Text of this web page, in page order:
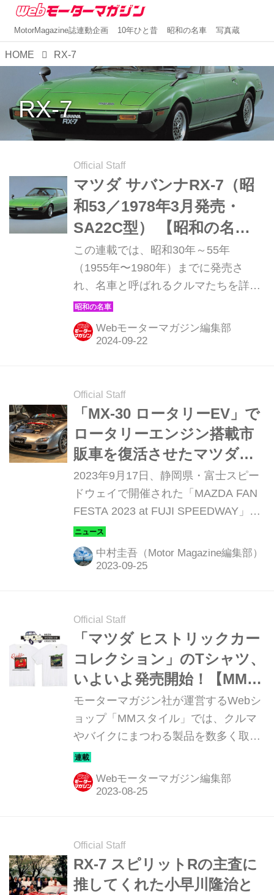
MotorMagazine誌連動企画 10年ひと昔 昭和の名車 写真蔵
HOME RX-7
RX-7
Official Staff
マツダ サバンナRX-7（昭
和53／1978年3月発売・
SA22C型） 【昭和の名
車・完全版ダイジェスト
097】
この連載では、昭和30年～55年
（1955年〜1980年）までに発売さ
れ、名車と呼ばれるクルマたちを詳細
に紹介しよう。その第97回目は、マツ
ダの野心作と言われた、サバンナRX-7
の登場だ。（現在販売中のMOOK「昭
Webモーターマガジン編集部
Official Staff
「MX-30 ロータリーEV」で
ロータリーエンジン搭載市
販車を復活させたマツダ
は、往年の名車も大切にし
ていた【マツダファンフェ
スタ2023】
2023年9月17日、静岡県・富士スピー
ドウェイで開催された「MAZDA FAN
FESTA 2023 at FUJI SPEEDWAY」。
マツダファン1万4000人が集まったこ
のイベントには新旧のマツダ車が勢ぞ
ろい。「MX-30 ロータリーEV」の初
イベントの中で、FD3S型RX-7になぜ
か人だかりができていた。それはなぜ
だろうか。
中村圭吾（Motor Magazine編集部）
Official Staff
「マツダ ヒストリックカー
コレクション」のTシャツ、
いよいよ発売開始！【MMス
タイル コレクション】
モーターマガジン社が運営するWebシ
ョップ「MMスタイル」では、クルマ
やバイクにまつわる製品を数多く取り
そろえている。そのアイテムの中か
ら、Webモーターマガジン編集部とし
てオススメしたい逸品を紹介しよう。
ン」のTシャツだ。
Webモーターマガジン編集部
Official Staff
RX-7 スピリットRの主査に
推してくれた小早川隆治と